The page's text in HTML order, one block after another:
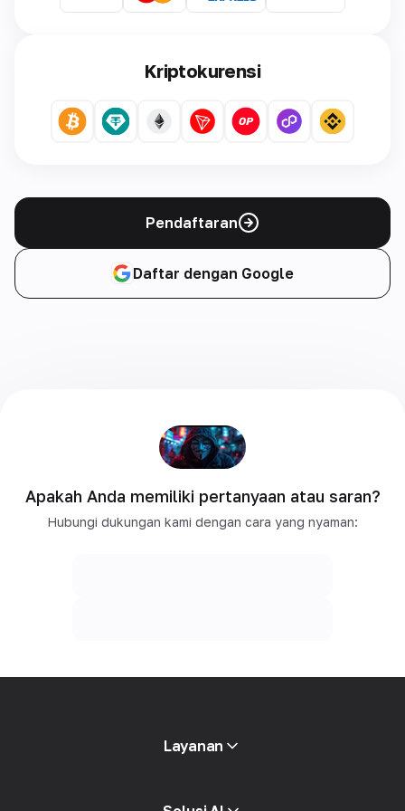
Kriptokurensi
Pendaftaran
Daftar dengan Google
Apakah Anda memiliki pertanyaan atau saran?
Hubungi dukungan kami dengan cara yang nyaman:
Layanan
Proxy mobile